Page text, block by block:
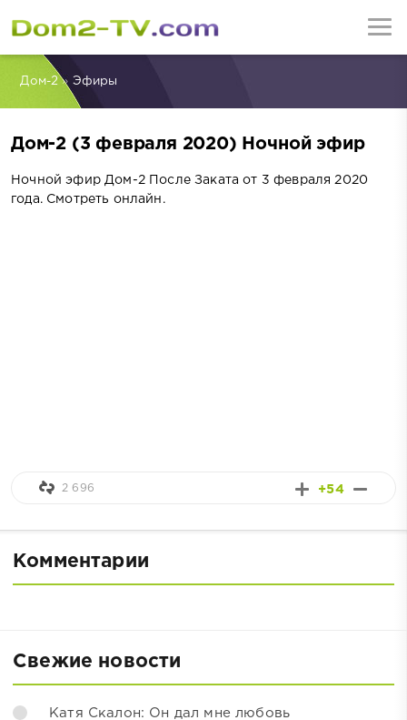
Дом-2» Эфиры
Дом-2 (3 февраля 2020) Ночной эфир
Ночной эфир Дом-2 После Заката от 3 февраля 2020
года. Смотреть онлайн.
+54
2 696
Комментарии
Свежие новости
Катя Скалон: Он дал мне любовь